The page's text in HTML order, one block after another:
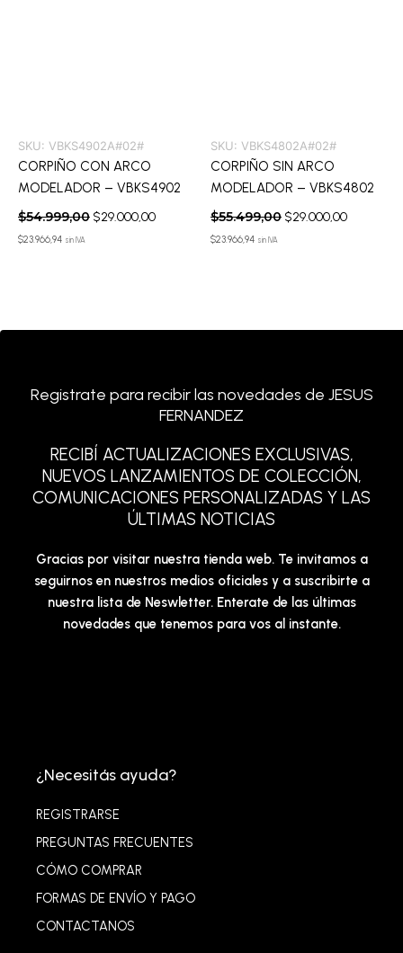
SKU: VBKS4902A#02#
CORPIÑO CON ARCO
MODELADOR – VBKS4902
$54.999,00 $29.000,00
$23.966,94 sin IVA
SKU: VBKS4802A#02#
CORPIÑO SIN ARCO
MODELADOR – VBKS4802
$55.499,00 $29.000,00
$23.966,94 sin IVA
Registrate para recibir las novedades de JESUS
FERNANDEZ
RECIBÍ ACTUALIZACIONES EXCLUSIVAS,
NUEVOS LANZAMIENTOS DE COLECCIÓN,
COMUNICACIONES PERSONALIZADAS Y LAS
ÚLTIMAS NOTICIAS
Gracias por visitar nuestra tienda web. Te invitamos a
seguirnos en nuestros medios oficiales y a suscribirte a
nuestra lista de Neswletter. Enterate de las últimas
novedades que tenemos para vos al instante.
¿Necesitás ayuda?
REGISTRARSE
PREGUNTAS FRECUENTES
CÓMO COMPRAR
FORMAS DE ENVÍO Y PAGO
CONTACTANOS